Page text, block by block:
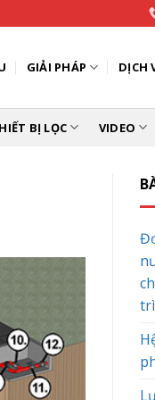
GIẢI PHÁP DỊCH
BỊ LỌC VIDEO